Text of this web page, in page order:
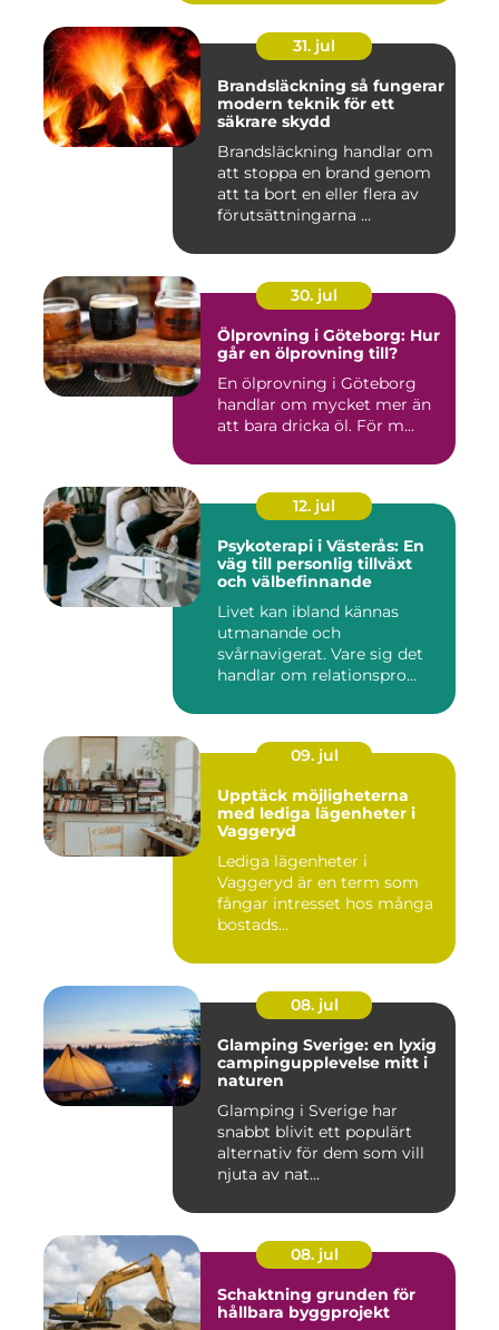
31. jul
Brandsläckning så fungerar
modern teknik för ett
säkrare skydd
Brandsläckning handlar om
att stoppa en brand genom
att ta bort en eller flera av
förutsättningarna ...
30. jul
Ölprovning i Göteborg: Hur
går en ölprovning till?
En ölprovning i Göteborg
handlar om mycket mer än
att bara dricka öl. För m...
12. jul
Psykoterapi i Västerås: En
väg till personlig tillväxt
och välbefinnande
Livet kan ibland kännas
utmanande och
svårnavigerat. Vare sig det
handlar om relationspro...
09. jul
Upptäck möjligheterna
med lediga lägenheter i
Vaggeryd
Lediga lägenheter i
Vaggeryd är en term som
fångar intresset hos många
bostads...
08. jul
Glamping Sverige: en lyxig
campingupplevelse mitt i
naturen
Glamping i Sverige har
snabbt blivit ett populärt
alternativ för dem som vill
njuta av nat...
08. jul
Schaktning grunden för
hållbara byggprojekt